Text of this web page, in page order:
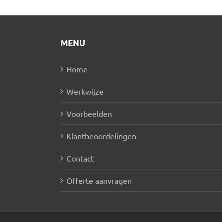
MENU
Home
Werkwijze
Voorbeelden
Klantbeoordelingen
Contact
Offerte aanvragen